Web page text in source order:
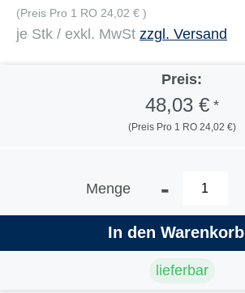
(Preis Pro 1 RO 24,02 € )
je Stk / exkl. MwSt zzgl. Versand
Preis:
48,03 €*
(Preis Pro 1 RO 24,02 €)
Menge -
In den Warenkorb
lieferbar